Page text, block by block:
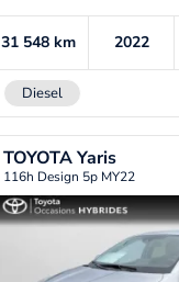
31 548km 2022
Diesel
TOYOTAYaris
116h Design 5p MY22